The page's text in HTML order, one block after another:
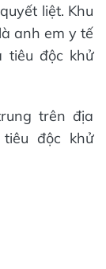
liệt. Khu
anh em y tế
tiêu độc khử
trên địa
độc khử